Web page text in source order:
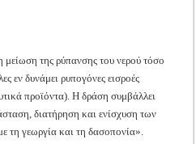
μείωση της ρύπανσης του νερού τόσο
εν δυνάμει ρυπογόνες εισροές
προϊόντα). Η δράση συμβάλλει
διατήρηση και ενίσχυση των
τη γεωργία και τη δασοπονία».